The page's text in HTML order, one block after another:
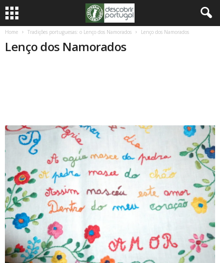
Home Tradições portuguesas: o Lenço dos Namorados Lenço dos Namorados
Lenço dos Namorados